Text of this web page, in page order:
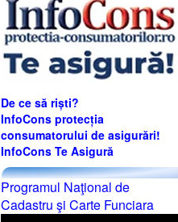
De ce să riști?
InfoCons protecția
consumatorului de asigurări!
InfoCons Te Asigură
Programul Naţional de
Cadastru şi Carte Funciara